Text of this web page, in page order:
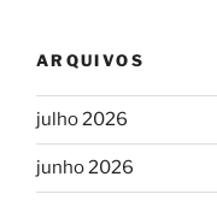
ARQUIVOS
julho 2026
junho 2026